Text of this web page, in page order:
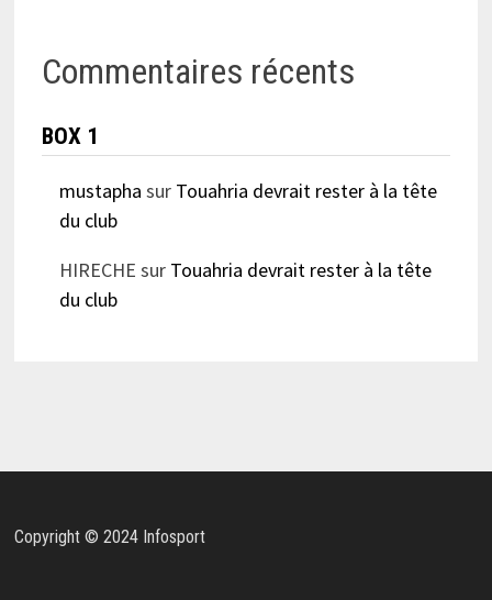
Commentaires récents
BOX 1
mustapha sur Touahria devrait rester à la tête
du club
HIRECHE sur Touahria devrait rester à la tête
du club
Copyright © 2024 Infosport